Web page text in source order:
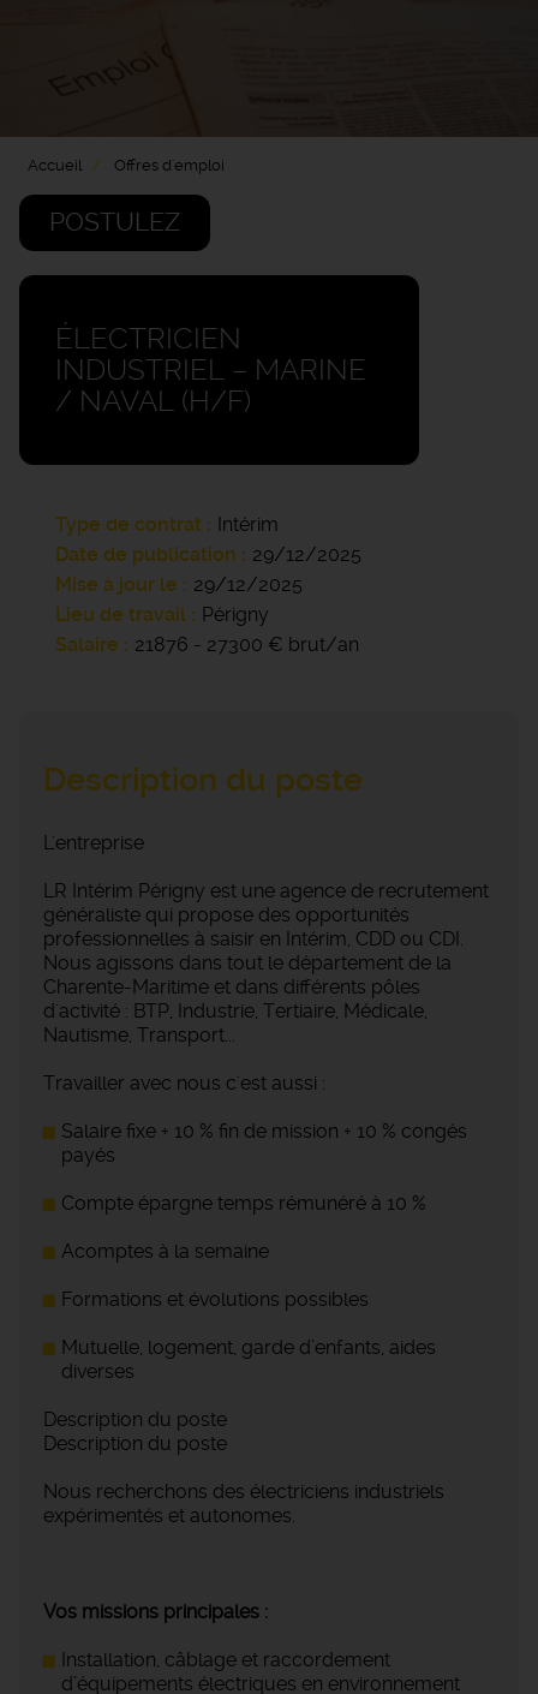
Accueil Offres d'emploi
POSTULEZ
ÉLECTRICIEN
INDUSTRIEL – MARINE
/ NAVAL (H/F)
Type de contrat
Intérim
Date de publication
29/12/2025
Mise à jour le
29/12/2025
Lieu de travail
Périgny
Salaire
21876 - 27300 € brut/an
Description du poste
L'entreprise
LR Intérim Périgny est une agence de recrutement
généraliste qui propose des opportunités
professionnelles à saisir en Intérim, CDD ou CDI.
Nous agissons dans tout le département de la
Charente-Maritime et dans différents pôles
d'activité : BTP, Industrie, Tertiaire, Médicale,
Nautisme, Transport...
Travailler avec nous c'est aussi :
Salaire fixe + 10 % fin de mission + 10 % congés
payés
Compte épargne temps rémunéré à 10 %
Acomptes à la semaine
Formations et évolutions possibles
Mutuelle, logement, garde d’enfants, aides
diverses
Description du poste
Description du poste
Nous recherchons des électriciens industriels
expérimentés et autonomes.
Vos missions principales :
Installation, câblage et raccordement
d’équipements électriques en environnement